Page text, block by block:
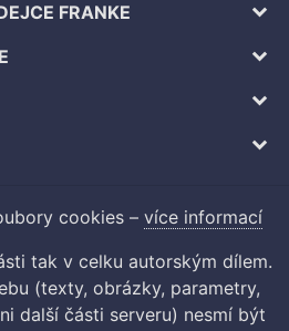
FRANKE
cookies – více informací
tak v celku autorským dílem.
(texty, obrázky, parametry,
další části serveru) nesmí být